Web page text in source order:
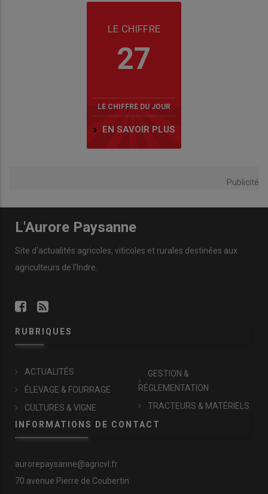
LE CHIFFRE
27
LE CHIFFRE DU JOUR
EN SAVOIR PLUS
Publicité
L'Aurore Paysanne
Site d'actualités agricoles, viticoles et rurales destinées aux
agriculteurs de l'Indre.
RUBRIQUES
ACTUALITÉS
ÉLEVAGE & FOURRAGE
CULTURES & VIGNE
GESTION &
RÉGLEMENTATION
TRACTEURS & MATÉRIELS
INFORMATIONS DE CONTACT
aurorepaysanne@agricvl.fr
70 avenue Pierre de Coubertin